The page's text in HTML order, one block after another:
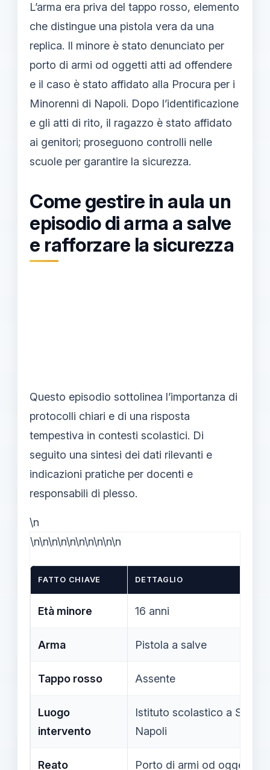
L’arma era priva del tappo rosso, elemento
che distingue una pistola vera da una
replica. Il minore è stato denunciato per
porto di armi od oggetti atti ad offendere
e il caso è stato affidato alla Procura per i
Minorenni di Napoli. Dopo l’identificazione
e gli atti di rito, il ragazzo è stato affidato
ai genitori; proseguono controlli nelle
scuole per garantire la sicurezza.
Come gestire in aula un
episodio di arma a salve
e rafforzare la sicurezza
Questo episodio sottolinea l’importanza di
protocolli chiari e di una risposta
tempestiva in contesti scolastici. Di
seguito una sintesi dei dati rilevanti e
indicazioni pratiche per docenti e
responsabili di plesso.
\n
\n\n\n\n\n\n\n\n\n\n
FATTO CHIAVE DETTAGLIO
Età minore 16 anni
Arma Pistola a salve
Tappo rosso Assente
Luogo
intervento
Istituto scolastico a San
Napoli
Reato Porto di armi od oggetti